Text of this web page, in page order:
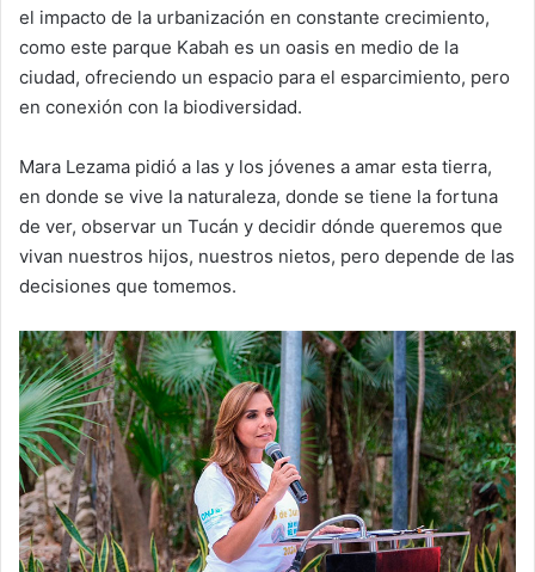
el impacto de la urbanización en constante crecimiento,
como este parque Kabah es un oasis en medio de la
ciudad, ofreciendo un espacio para el esparcimiento, pero
en conexión con la biodiversidad.
Mara Lezama pidió a las y los jóvenes a amar esta tierra,
en donde se vive la naturaleza, donde se tiene la fortuna
de ver, observar un Tucán y decidir dónde queremos que
vivan nuestros hijos, nuestros nietos, pero depende de las
decisiones que tomemos.